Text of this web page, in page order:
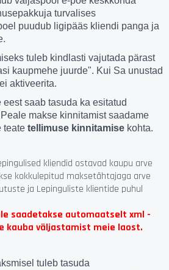
turvalises
puudub ligipääs kliendi panga ja
tuleb kindlasti vajutada pärast
kaupmehe juurde". Kui Sa unustad
aktiveerita.
saab tasuda ka esitatud
Peale makse kinnitamist saadame
teate tellimuse kinnitamise kohta.
kliendid ostavad kaupu arve
kokkulepitud maksetähtajaga arve
ja Lepinguliste klientide puhul
saadetakse automaatselt xml -
kauba väljastamist meie laost.
tuleb tasuda